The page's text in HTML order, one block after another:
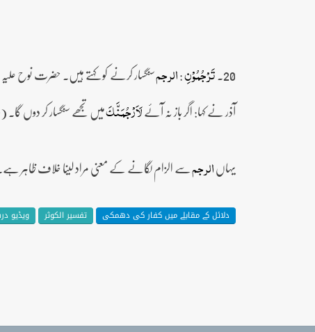
20۔ تَرۡجُمُوۡنِ:الرجمسنگسار کرنے کو کہتے ہیں۔ حضرت نوح
آذر نے کہا: اگر باز نہ آئےلَاَرۡجُمَنَّکَمیں تجھے سنگسار کر دوں گا۔
یہاںالرجمسے الزام لگانے کے معنی مراد لینا خلاف ظاہر
دلائل کے مقابلے میں کفار کی دھمکی تفسیر الکوثر ویڈیو